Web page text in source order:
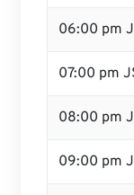
06:00 pm
07:00 pm
08:00 pm
09:00 pm